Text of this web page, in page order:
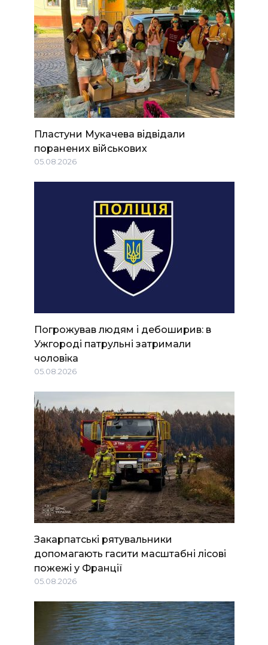
Пластуни Мукачева відвідали
поранених військових
05.08.2026
Погрожував людям і дебоширив: в
Ужгороді патрульні затримали
чоловіка
05.08.2026
Закарпатські рятувальники
допомагають гасити масштабні лісові
пожежі у Франції
05.08.2026